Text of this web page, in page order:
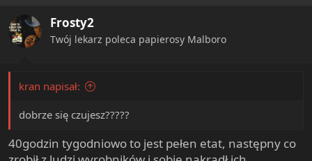
Okazał się kolejną świnią, dorabiającą się kosztem innych
Frosty2
Twój lekarz poleca papierosy Malboro
kran napisał:
dobrze się czujesz?????
40godzin tygodniowo to jest pełen etat, następny co